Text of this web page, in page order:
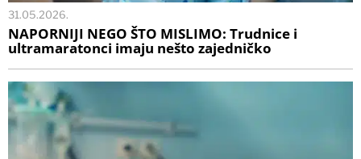
31.05.2026.
NAPORNIJI NEGO ŠTO MISLIMO: Trudnice i
ultramaratonci imaju nešto zajedničko